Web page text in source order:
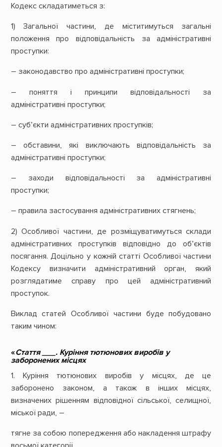
Кодекс складатиметься з:
1) Загальної частини, де міститимуться загальні
положення про відповідальність за адміністративні
проступки:
– законодавство про адміністративні проступки;
– поняття і принципи відповідальності за
адміністративні проступки;
– суб’єкти адміністративних проступків;
– обставини, які виключають відповідальність за
адміністративні проступки;
– заходи відповідальності за адміністративні
проступки;
– правила застосування адміністративних стягнень;
2) Особливої частини, де розміщуватимуться склади
адміністративних проступків відповідно до об’єктів
посягання. Доцільно у кожній статті Особливої частини
Кодексу визначити адміністративний орган, який
розглядатиме справу про цей адміністративний
проступок.
Виклад статей Особливої частини буде побудовано
таким чином:
«Стаття ___. Куріння тютюнових виробів у
заборонених місцях
1. Куріння тютюнових виробів у місцях, де це
заборонено законом, а також в інших місцях,
визначених рішенням відповідної сільської, селищної,
міської ради, –
тягне за собою попередження або накладення штрафу